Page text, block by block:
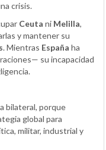
crisis.
Ceuta ni Melilla,
y mantener su
. Mientras España ha
su incapacidad
bilateral, porque
global para
militar, industrial y